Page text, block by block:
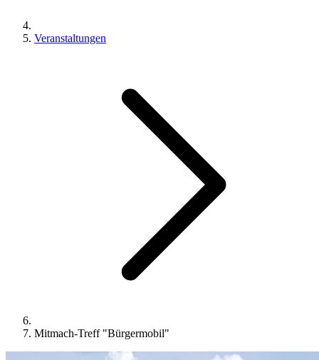
Veranstaltungen
Mitmach-Treff "Bürgermobil"